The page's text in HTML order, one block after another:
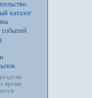
каталог
событий
время